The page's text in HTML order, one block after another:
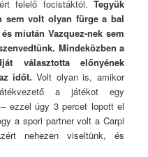
felelő focistáktól. Tegyük
sem volt olyan fürge a bal
miután Vazquez-nek sem
Mindeközben a
választotta előnyének
időt. Volt olyan is, amikor
a játékot egy
ezzel úgy 3 percet lopott el
a spori partner volt a Carpi
nehezen viseltünk, és